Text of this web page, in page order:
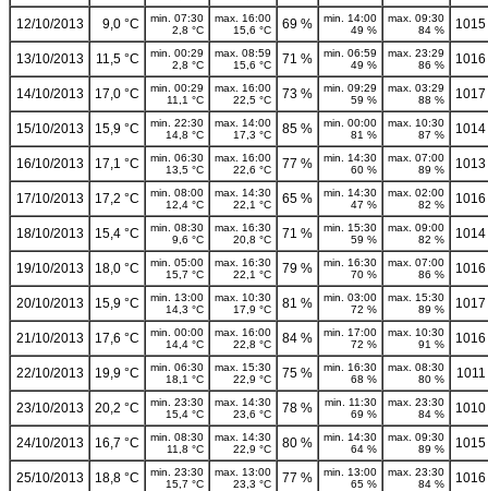
12/10/2013 9,0 °C
min. 07:30
2,8 °C
max. 16:00
15,6 °C
69 %
min. 14:00
49 %
max. 09:30
84 %
13/10/2013 11,5 °C
min. 00:29
2,8 °C
max. 08:59
15,6 °C
71 %
min. 06:59
49 %
max. 23:29
86 %
14/10/2013 17,0 °C
min. 00:29
11,1 °C
max. 16:00
22,5 °C
73 %
min. 09:29
59 %
max. 03:29
88 %
15/10/2013 15,9 °C
min. 22:30
14,8 °C
max. 14:00
17,3 °C
85 %
min. 00:00
81 %
max. 10:30
87 %
16/10/2013 17,1 °C
min. 06:30
13,5 °C
max. 16:00
22,6 °C
77 %
min. 14:30
60 %
max. 07:00
89 %
17/10/2013 17,2 °C
min. 08:00
12,4 °C
max. 14:30
22,1 °C
65 %
min. 14:30
47 %
max. 02:00
82 %
18/10/2013 15,4 °C
min. 08:30
9,6 °C
max. 16:30
20,8 °C
71 %
min. 15:30
59 %
max. 09:00
82 %
19/10/2013 18,0 °C
min. 05:00
15,7 °C
max. 16:30
22,1 °C
79 %
min. 16:30
70 %
max. 07:00
86 %
20/10/2013 15,9 °C
min. 13:00
14,3 °C
max. 10:30
17,9 °C
81 %
min. 03:00
72 %
max. 15:30
89 %
21/10/2013 17,6 °C
min. 00:00
14,4 °C
max. 16:00
22,8 °C
84 %
min. 17:00
72 %
max. 10:30
91 %
22/10/2013 19,9 °C
min. 06:30
18,1 °C
max. 15:30
22,9 °C
75 %
min. 16:30
68 %
max. 08:30
80 %
23/10/2013 20,2 °C
min. 23:30
15,4 °C
max. 14:30
23,6 °C
78 %
min. 11:30
69 %
max. 23:30
84 %
24/10/2013 16,7 °C
min. 08:30
11,8 °C
max. 14:30
22,9 °C
80 %
min. 14:30
64 %
max. 09:30
89 %
25/10/2013 18,8 °C
min. 23:30
15,7 °C
max. 13:00
23,3 °C
77 %
min. 13:00
65 %
max. 23:30
84 %